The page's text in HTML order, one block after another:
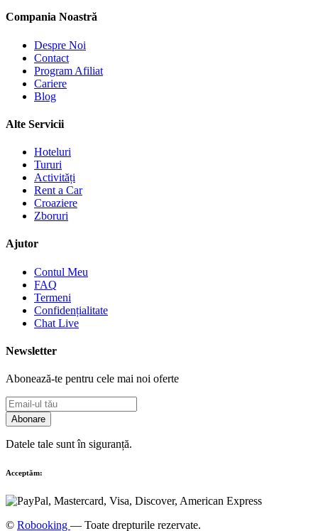
Compania Noastră
Despre Noi
Contact
Program Afiliat
Cariere
Blog
Alte Servicii
Hoteluri
Tururi
Activități
Rent a Car
Croaziere
Zboruri
Ajutor
Contul Meu
FAQ
Termeni
Confidențialitate
Chat Live
Newsletter
Abonează-te pentru cele mai noi oferte
Abonare
Datele tale sunt în siguranță.
Acceptăm:
© Robooking — Toate drepturile rezervate.